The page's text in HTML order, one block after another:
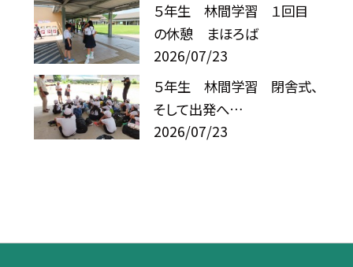
５年生 林間学習 １回目
の休憩 まほろば
2026/07/23
５年生 林間学習 閉舎式、
そして出発へ…
2026/07/23